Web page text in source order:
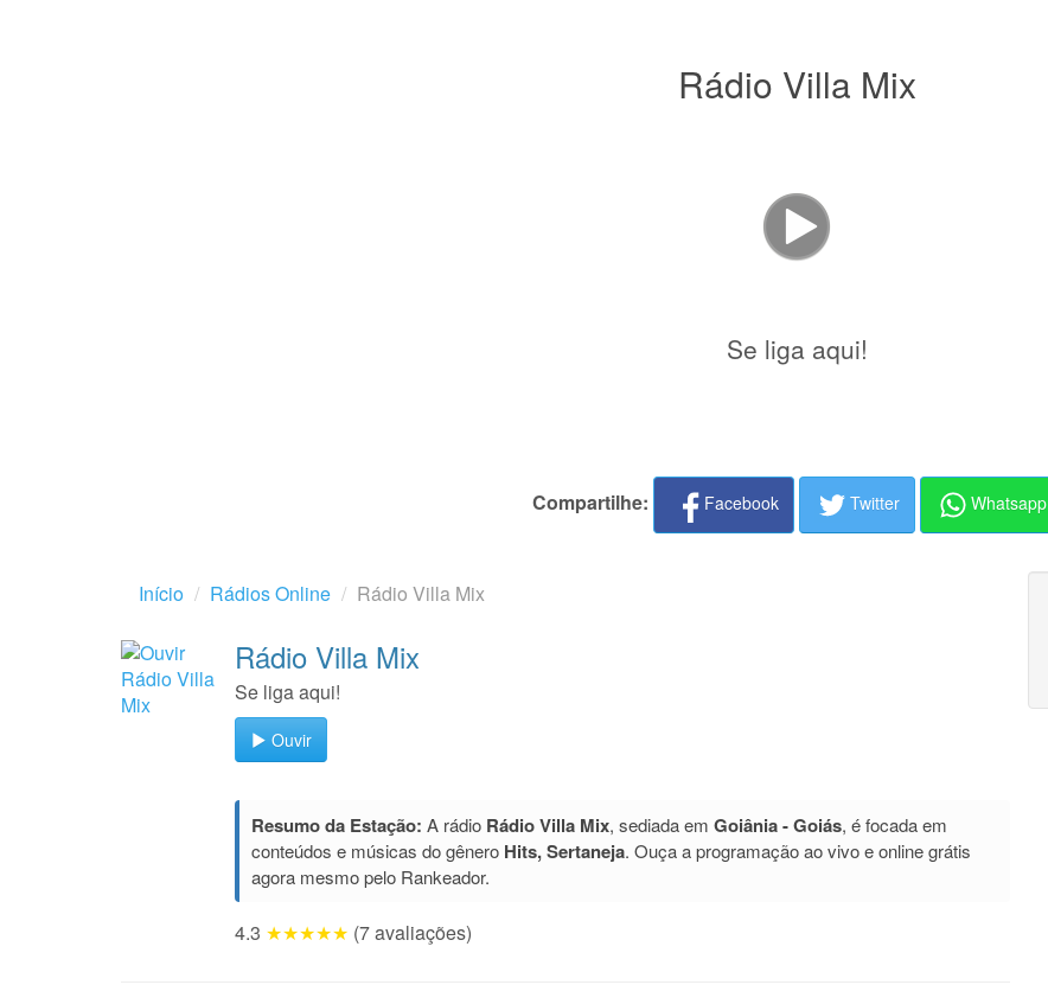
Rádio Villa Mix
Se liga aqui!
Compartilhe: Facebook Twitter Whatsapp
Início Rádios Online Rádio Villa Mix
Rádio Villa Mix
Se liga aqui!
Ouvir
Resumo da Estação: A rádio Rádio Villa Mix, sediada em Goiânia - Goiás, é focada em
conteúdos e músicas do gênero Hits, Sertaneja. Ouça a programação ao vivo e online grátis
agora mesmo pelo Rankeador.
4.3 ★★★★★ (7 avaliações)